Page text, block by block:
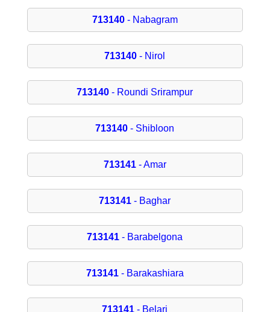
713140- Nabagram
713140 - Nirol
713140 - Roundi Srirampur
713140 - Shibloon
713141- Amar
713141 - Baghar
713141 - Barabelgona
713141- Barakashiara
713141 - Belari